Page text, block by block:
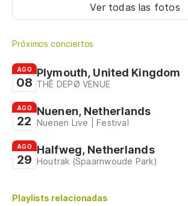
Ver todas las fotos
Próximos conciertos
AGO
08
Plymouth, United Kingdom
THÊ DEPØ VENUE
AGO
22
Nuenen, Netherlands
Nuenen Live | Festival
AGO
29
Halfweg, Netherlands
Houtrak (Spaarnwoude Park)
Playlists relacionadas